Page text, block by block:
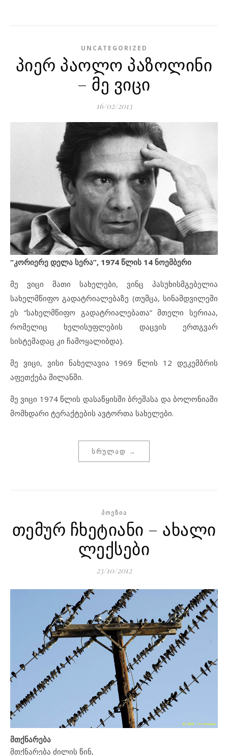
UNCATEGORIZED
პიერ პაოლო პაზოლინი
– მე ვიცი
16/02/2013
“კორიერე დელა სერა”, 1974 წლის 14 ნოემბერი
მე ვიცი მათი სახელები, ვინც პასუხისმგებელია
სახელმწიფო გადატრიალებაზე (თუმცა, სინამდვილეში
ეს “სახელმწიფო გადატრიალებათა” მთელი სერიაა,
რომელიც ხელისუფლების დაცვის ერთგვარ
სისტემადაც კი ჩამოყალიბდა).
მე ვიცი, ვისი ნახელავია 1969 წლის 12 დეკემბრის
აფეთქება მილანში.
მე ვიცი 1974 წლის დასაწყისში ბრეშასა და ბოლონიაში
მომხდარი ტერაქტების ავტორთა სახელები.
ᲡᲠᲣᲚᲐᲓ →
ᲞᲝᲔᲖᲘᲐ
თემურ ჩხეტიანი – ახალი
ლექსები
23/10/2012
მთქნარება
მთქნარება ძილის წინ,